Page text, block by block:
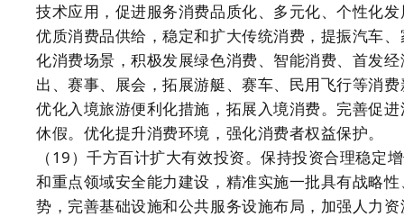
技术应用，促进服务消费品质化、多元化、个性化
优质消费品供给，稳定和扩大传统消费，提振汽车
化消费场景，积极发展绿色消费、智能消费、首发
出、赛事、展会，拓展游艇、赛车、民用飞行等消
优化入境旅游便利化措施，拓展入境消费。完善促
休假。优化提升消费环境，强化消费者权益保护。
（19）千方百计扩大有效投资。保持投资合理稳定
和重点领域安全能力建设，精准实施一批具有战略
势，完善基础设施和公共服务设施布局，加强人力